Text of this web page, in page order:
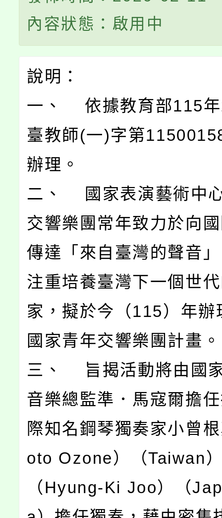
內容狀態：啟用中
說明：
一、 依據教育部115年
臺教師(一)字第
辦理。
二、 國家表演藝術中
交響樂團常年致力於向
傳達「來自臺灣的聲音
注重培養臺灣下一個世
家，擬於今（115）年辦
國家青年交響樂團計畫。
三、 旨揭活動將由國
音樂總監準．馬寇爾擔
際知名鋼琴獨奏家小曾
oto Ozone）（Taiwan
（Hyung-Ki Joo）（